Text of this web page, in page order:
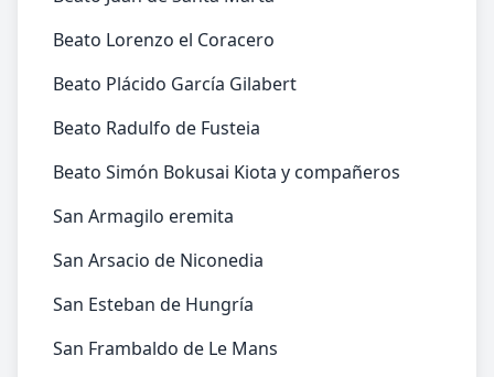
Beato Lorenzo el Coracero
Beato Plácido García Gilabert
Beato Radulfo de Fusteia
Beato Simón Bokusai Kiota y compañeros
San Armagilo eremita
San Arsacio de Niconedia
San Esteban de Hungría
San Frambaldo de Le Mans